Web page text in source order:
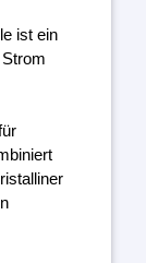
ist ein